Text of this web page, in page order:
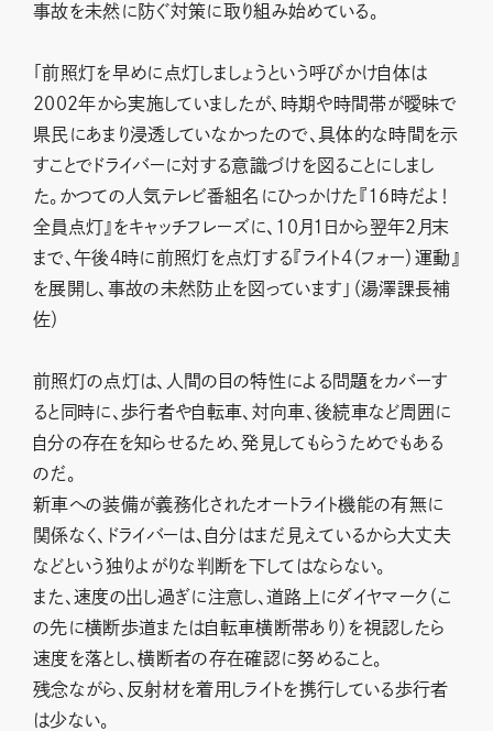
事故を未然に防ぐ対策に取り組み始めている。
「前照灯を早めに点灯しましょうという呼びかけ自体は
2002年から実施していましたが、時期や時間帯が曖昧で
県民にあまり浸透していなかったので、具体的な時間を示
すことでドライバーに対する意識づけを図ることにしまし
た。かつての人気テレビ番組名にひっかけた『16時だよ！
全員点灯』をキャッチフレーズに、10月1日から翌年2月末
まで、午後4時に前照灯を点灯する『ライト4（フォー）運動』
を展開し、事故の未然防止を図っています」（湯澤課長補
佐）
前照灯の点灯は、人間の目の特性による問題をカバーす
ると同時に、歩行者や自転車、対向車、後続車など周囲に
自分の存在を知らせるため、発見してもらうためでもある
のだ。
新車への装備が義務化されたオートライト機能の有無に
関係なく、ドライバーは、自分はまだ見えているから大丈夫
などという独りよがりな判断を下してはならない。
また、速度の出し過ぎに注意し、道路上にダイヤマーク（こ
の先に横断歩道または自転車横断帯あり）を視認したら
速度を落とし、横断者の存在確認に努めること。
残念ながら、反射材を着用しライトを携行している歩行者
は少ない。